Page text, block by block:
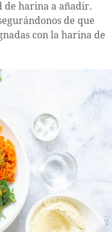
de harina a añadir.
de que
con la harina de